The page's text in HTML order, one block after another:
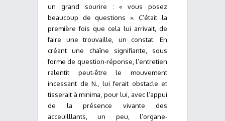
un grand sourire : « vous posez
beaucoup de questions ». C’était la
première fois que cela lui arrivait, de
faire une trouvaille, un constat. En
créant une chaîne signifiante, sous
forme de question-réponse, l’entretien
ralentit peut-être le mouvement
incessant de N., lui ferait obstacle et
tisserait à minima, pour lui, avec l’appui
de la présence vivante des
acceuilllants, un peu, l’organe-